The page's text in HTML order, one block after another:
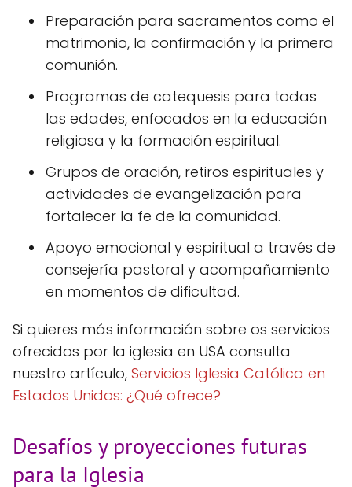
Preparación para sacramentos como el
matrimonio, la confirmación y la primera
comunión.
Programas de catequesis para todas
las edades, enfocados en la educación
religiosa y la formación espiritual.
Grupos de oración, retiros espirituales y
actividades de evangelización para
fortalecer la fe de la comunidad.
Apoyo emocional y espiritual a través de
consejería pastoral y acompañamiento
en momentos de dificultad.
Si quieres más información sobre os servicios
ofrecidos por la iglesia en USA consulta
nuestro artículo, Servicios Iglesia Católica en
Estados Unidos: ¿Qué ofrece?
Desafíos y proyecciones futuras
para la Iglesia